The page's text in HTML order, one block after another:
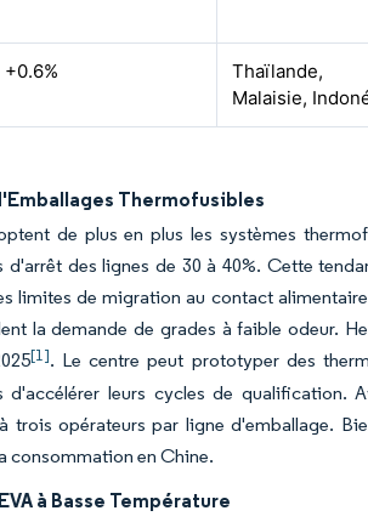
+0.6%
Thaïlande,
Malaisie,
Thermofusibles
de plus en plus les systèmes
des lignes de 30 à 40%. Cette
limites de migration au contact
la demande de grades à faible odeur.
[1]. Le centre peut prototyper des
leurs cycles de qualification.
opérateurs par ligne d'emballage.
consommation en Chine.
à Basse Température